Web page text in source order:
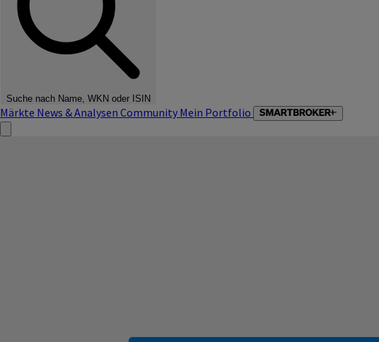
Suche nach Name, WKN oder ISIN
Märkte News & Analysen Community Mein Portfolio